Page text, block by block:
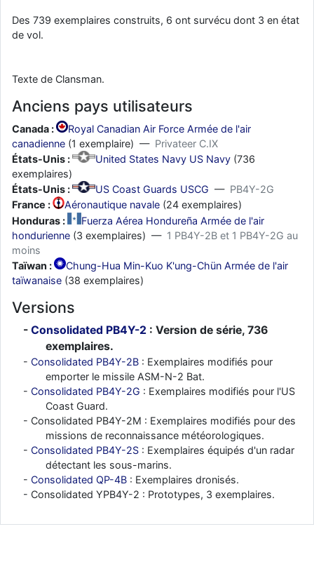
Des 739 exemplaires construits, 6 ont survécu dont 3 en état
de vol.
Texte de Clansman.
Anciens pays utilisateurs
Canada :
Royal Canadian Air Force Armée de l'air
canadienne (1 exemplaire) — Privateer C.IX
États-Unis :
United States Navy US Navy(736
exemplaires)
États-Unis :
US Coast Guards USCG — PB4Y-2G
France :
Aéronautique navale (24 exemplaires)
Honduras :
Fuerza Aérea Hondureña Armée de l'air
hondurienne (3 exemplaires) — 1 PB4Y-2B et 1 PB4Y-2G au
moins
Taïwan :
Chung-Hua Min-Kuo K'ung-Chün Armée de l'air
taïwanaise (38 exemplaires)
Versions
Consolidated PB4Y-2 : Version de série, 736
exemplaires.
Consolidated PB4Y-2B : Exemplaires modifiés pour
emporter le missile ASM-N-2 Bat.
Consolidated PB4Y-2G : Exemplaires modifiés pour l'US
Coast Guard.
Consolidated PB4Y-2M : Exemplaires modifiés pour des
missions de reconnaissance météorologiques.
Consolidated PB4Y-2S : Exemplaires équipés d'un radar
détectant les sous-marins.
Consolidated QP-4B : Exemplaires dronisés.
Consolidated YPB4Y-2 : Prototypes, 3 exemplaires.